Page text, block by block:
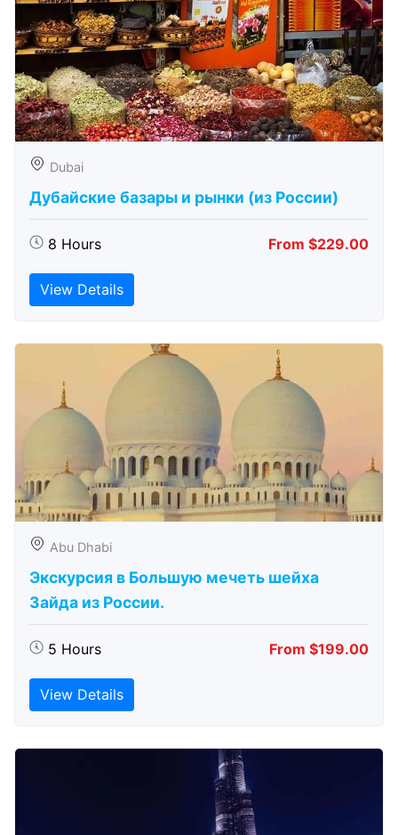
Dubai
Дубайские базары и рынки (из России)
8 Hours From $229.00
View Details
Abu Dhabi
Экскурсия в Большую мечеть шейха
Зайда из России.
5 Hours From $199.00
View Details